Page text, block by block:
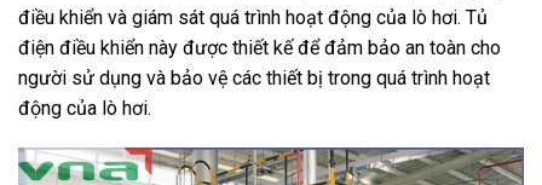
điều khiển và giám sát quá trình hoạt động của lò hơi. Tủ
điện điều khiển này được thiết kế để đảm bảo an toàn cho
người sử dụng và bảo vệ các thiết bị trong quá trình hoạt
động của lò hơi.